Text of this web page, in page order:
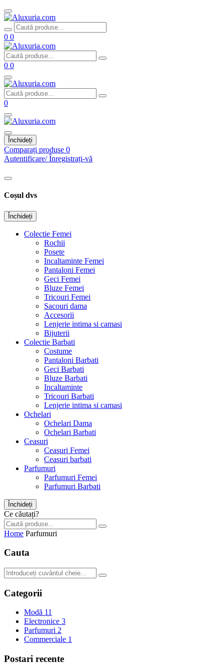
0 0
0 0
0
Închideți
Comparați produse 0
Autentificare/ Înregistrați-vă
Coșul dvs
Închideți
Colectie Femei
Rochii
Posete
Incaltaminte Femei
Pantaloni Femei
Geci Femei
Bluze Femei
Tricouri Femei
Sacouri dama
Accesorii
Lenjerie intima si camasi
Bijuterii
Colectie Barbati
Costume
Pantaloni Barbati
Geci Barbati
Bluze Barbati
Incaltaminte
Tricouri Barbati
Lenjerie intima si camasi
Ochelari
Ochelari Dama
Ochelari Barbati
Ceasuri
Ceasuri Femei
Ceasuri barbati
Parfumuri
Parfumuri Femei
Parfumuri Barbati
Închideți
Ce căutați?
Home Parfumuri
Cauta
Categorii
Modă 11
Electronice 3
Parfumuri 2
Commerciale 1
Postari recente